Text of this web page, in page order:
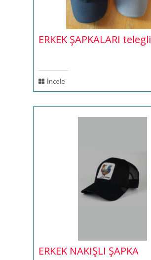
ERKEK ŞAPKALARI telegli
İncele
ERKEK NAKIŞLI ŞAPKA